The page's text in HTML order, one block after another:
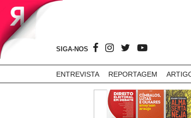
SIGA-NOS
ENTREVISTA REPORTAGEM